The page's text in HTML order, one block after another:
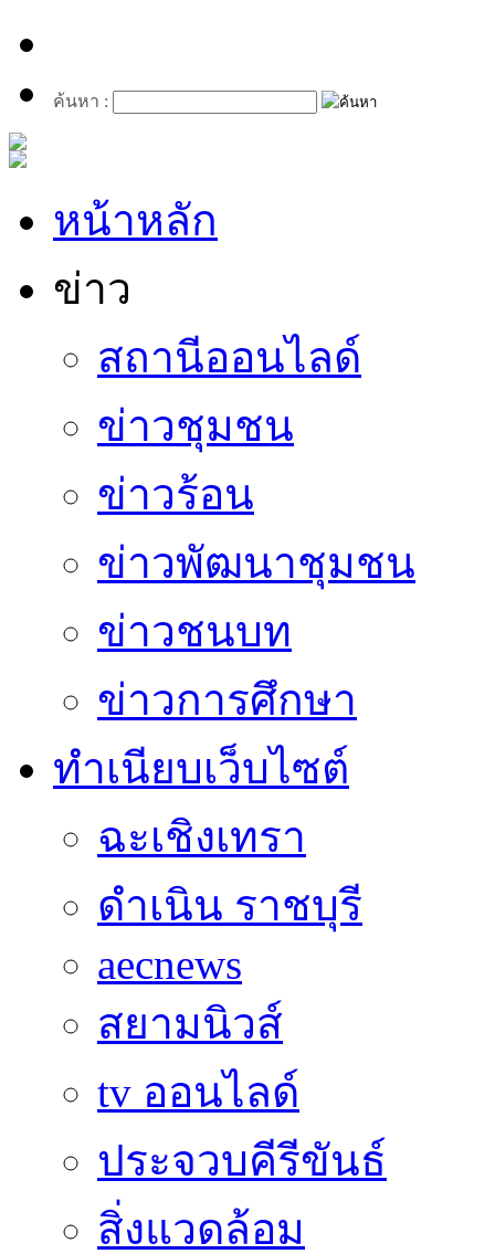
ค้นหา :
หน้าหลัก
ข่าว
สถานีออนไลด์
ข่าวชุมชน
ข่าวร้อน
ข่าวพัฒนาชุมชน
ข่าวชนบท
ข่าวการศึกษา
ทำเนียบเว็บไซต์
ฉะเชิงเทรา
ดำเนิน ราชบุรี
aecnews
สยามนิวส์
tv ออนไลด์
ประจวบคีรีขันธ์
สิ่งแวดล้อม